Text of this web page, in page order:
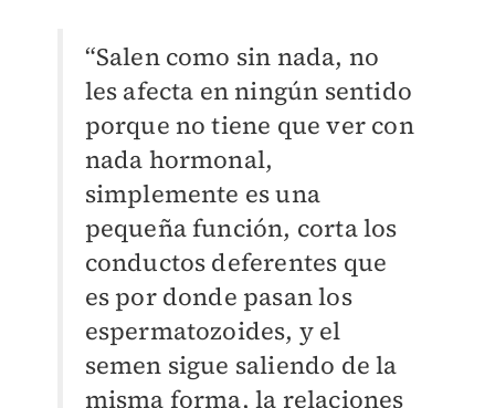
“Salen como sin nada, no
les afecta en ningún sentido
porque no tiene que ver con
nada hormonal,
simplemente es una
pequeña función, corta los
conductos deferentes que
es por donde pasan los
espermatozoides, y el
semen sigue saliendo de la
misma forma, la relaciones